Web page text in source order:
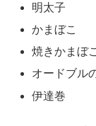
明太子
かまぼこ
焼きかまぼこ
オードブル
伊達巻